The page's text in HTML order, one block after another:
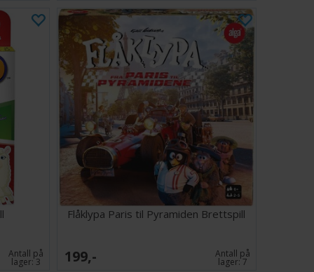
Antall på
lager:3
Flåklypa Paris til Pyramiden Brettspill
199,- Antall på
lager:7